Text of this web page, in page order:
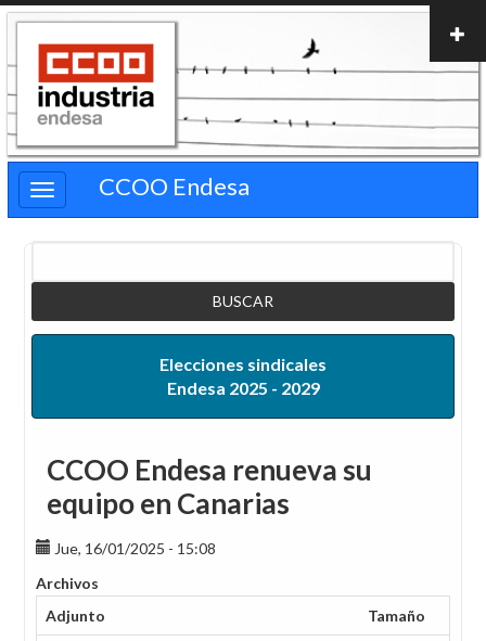
Pasar
contenido
principal
CCOO Endesa
Elecciones sindicales
Endesa 2025 - 2029
CCOO Endesa renueva su
equipo en Canarias
Jue, 16/01/2025 - 15:08
Archivos
Adjunto
Tamaño